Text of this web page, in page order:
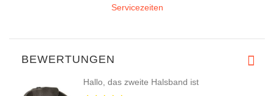
Servicezeiten
BEWERTUNGEN
Hallo, das zweite Halsband ist